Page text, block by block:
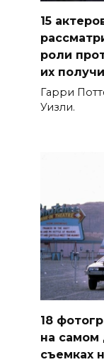
15
роли
их
Гарри
Уизли.
18
на самом
съемках